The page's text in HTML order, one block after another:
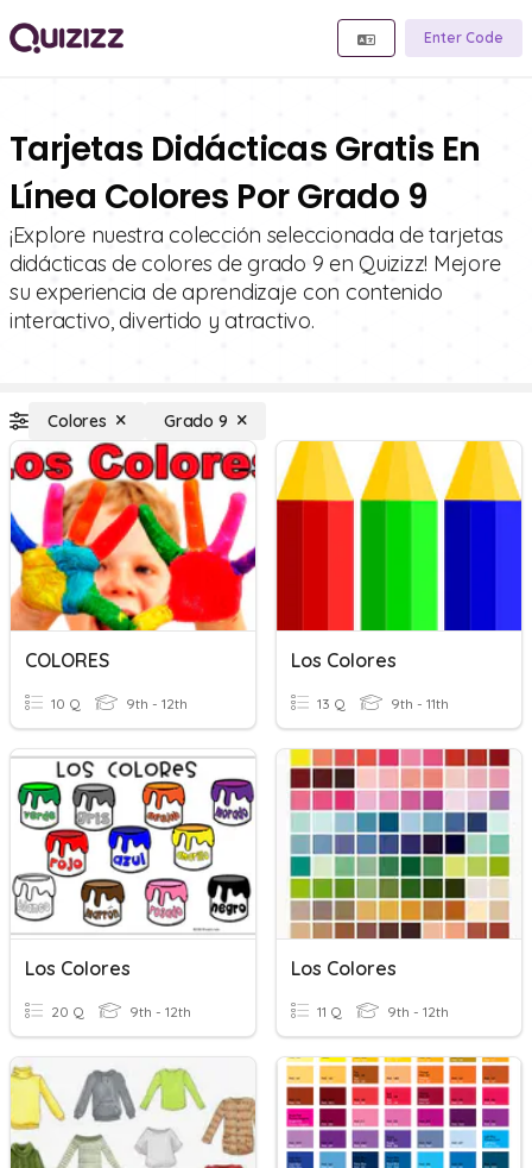
Enter Code
Tarjetas Didácticas Gratis En
Línea Colores Por Grado 9
¡Explore nuestra colección seleccionada de tarjetas
didácticas de colores de grado 9 en Quizizz! Mejore
su experiencia de aprendizaje con contenido
interactivo, divertido y atractivo.
Colores Grado 9
COLORES
10 Q 9th - 12th
Los Colores
13 Q 9th - 11th
Los Colores
20 Q 9th - 12th
Los Colores
11 Q 9th - 12th